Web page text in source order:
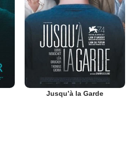
Jusqu’à la Garde